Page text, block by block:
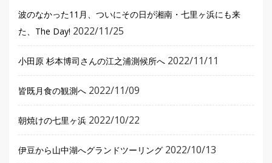
波のなかった11月、ついにその日が湘南・七里ヶ浜にも来
た、The Day! 2022/11/25
小田原 杉本博司さんの江之浦測候所へ 2022/11/11
皆既月食の観測へ 2022/11/09
朝焼けの七里ヶ浜 2022/10/22
伊豆から山中湖へグランドツーリング 2022/10/13